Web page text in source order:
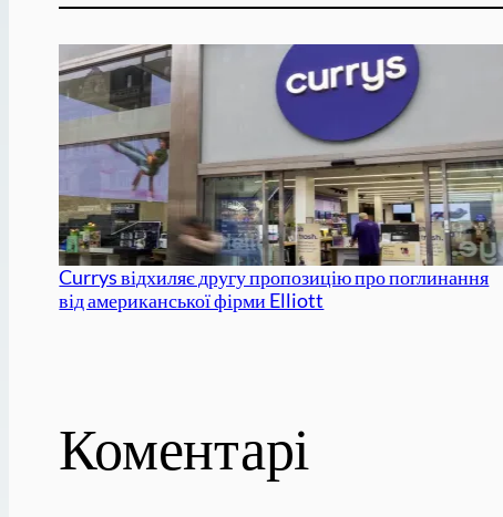
Currys відхиляє другу пропозицію про поглинання
від американської фірми Elliott
Коментарі